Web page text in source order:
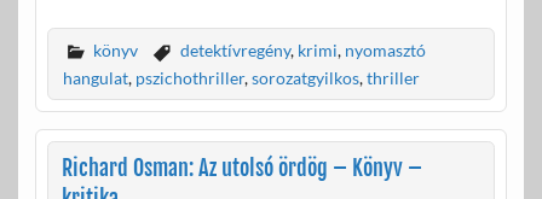
e
b
o
o
itt
er
ail za
m
e
g
könyv detektívregény, krimi, nyomasztó
hangulat, pszichothriller,sorozatgyilkos,thriller
Richard Osman: Az utolsó ördög – Könyv –